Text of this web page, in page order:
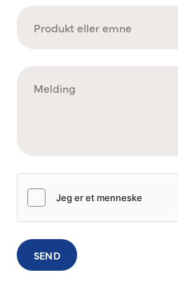
SEND